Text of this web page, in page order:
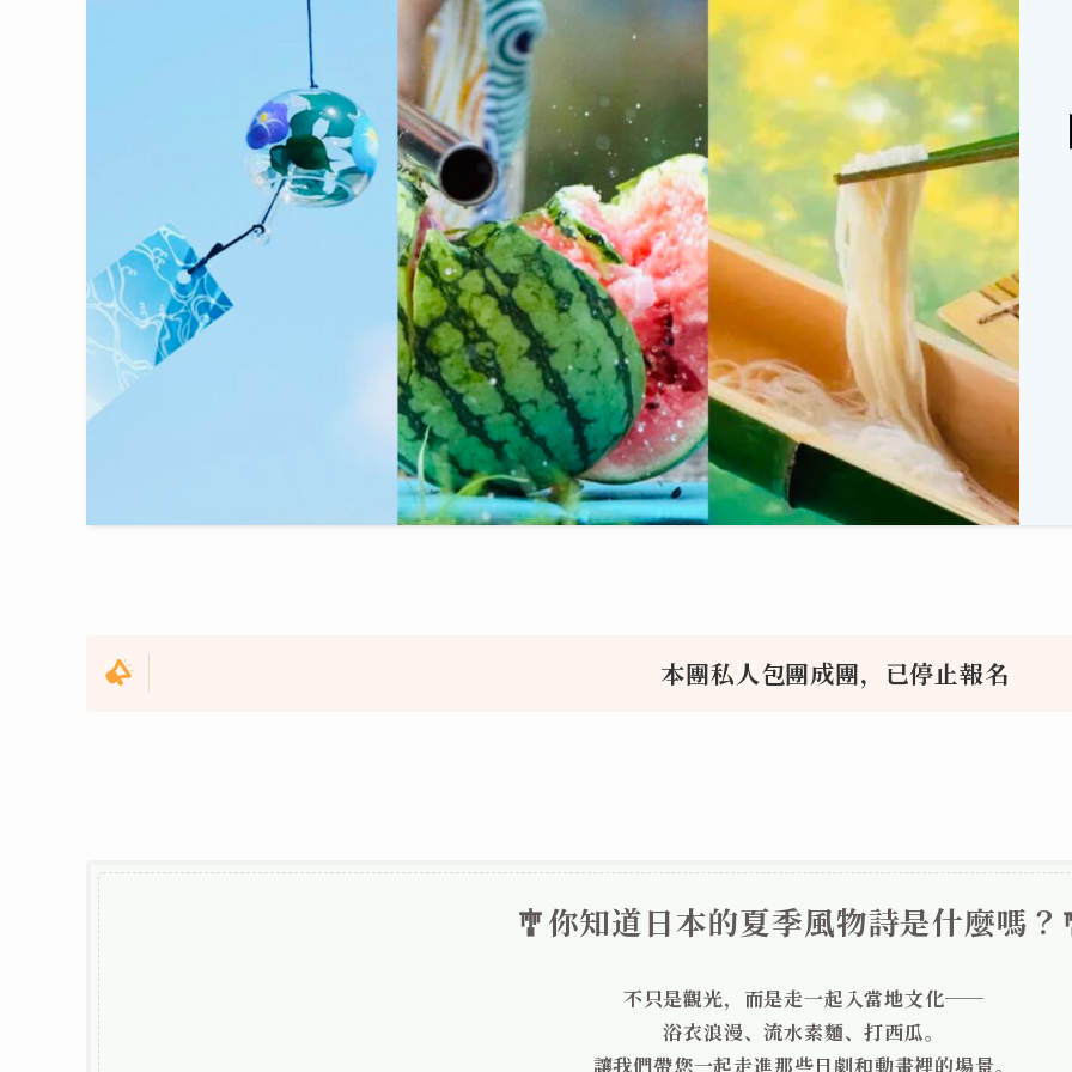
本團私人包團成團，已停止報名
🎐你知道日本的夏季風物詩是什麼嗎？
不只是觀光，而是走一起入當地文化──
浴衣浪漫、流水素麵、打西瓜。
讓我們帶您一起走進那些日劇和動畫裡的場景。